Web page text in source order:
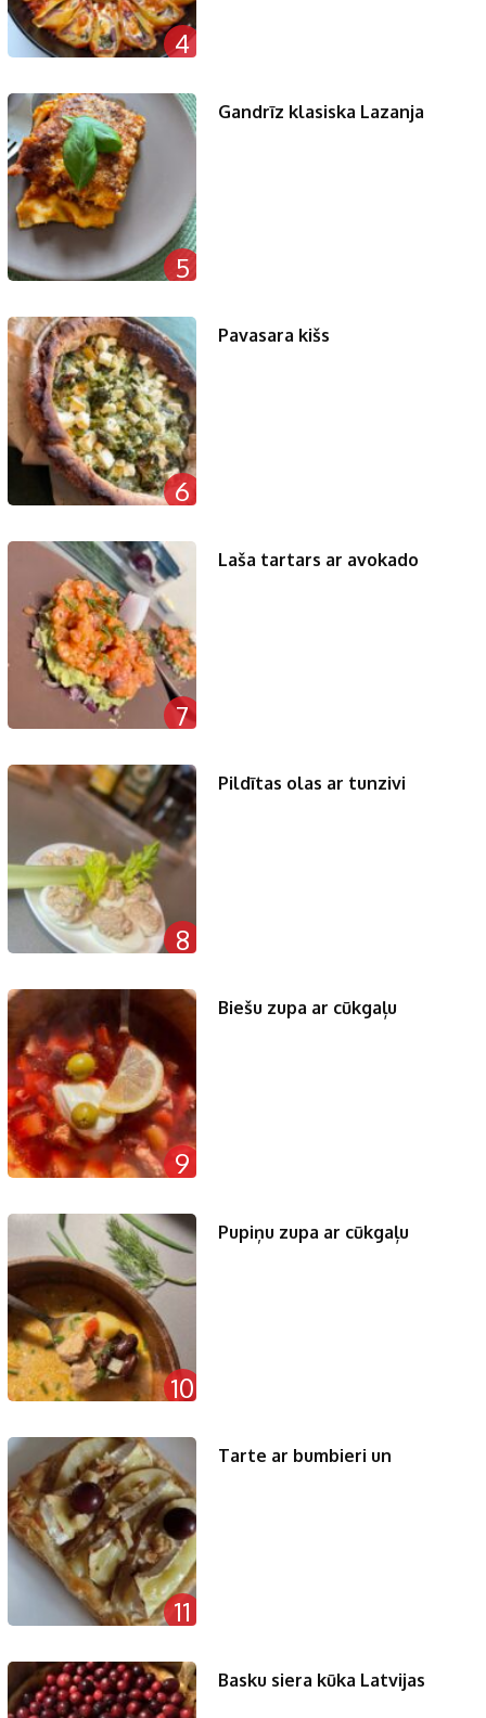
4
5
Gandrīz klasiska Lazanja
6
Pavasara kišs
7
Laša tartars ar avokado
8
Pildītas olas ar tunzivi
9
Biešu zupa ar cūkgaļu
10
Pupiņu zupa ar cūkgaļu
11
Tarte ar bumbieri un
Basku siera kūka Latvijas